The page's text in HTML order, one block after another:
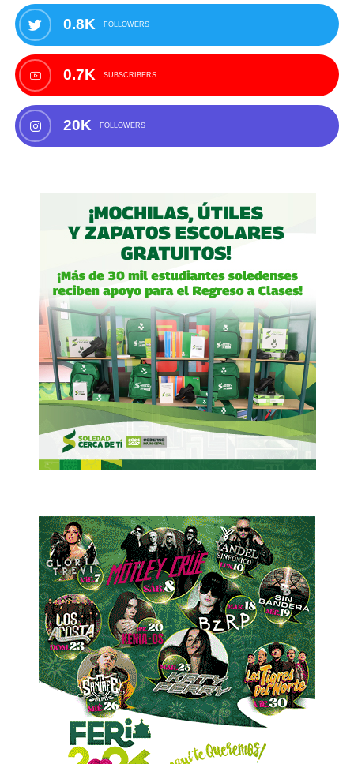
0.8K FOLLOWERS
0.7K SUBSCRIBERS
20K FOLLOWERS